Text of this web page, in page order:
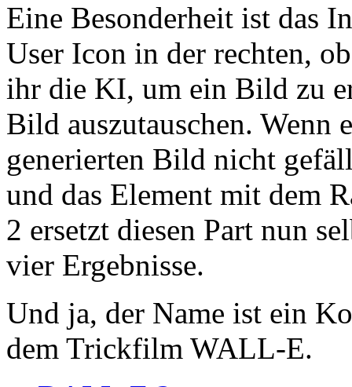
Eine Besonderheit ist das
User Icon in der rechten,
ihr die KI, um ein Bild zu
Bild auszutauschen. Wenn
generierten Bild nicht
und das Element mit dem
2 ersetzt diesen Part nun
vier Ergebnisse.
Und ja, der Name ist ein
dem Trickfilm WALL-E.